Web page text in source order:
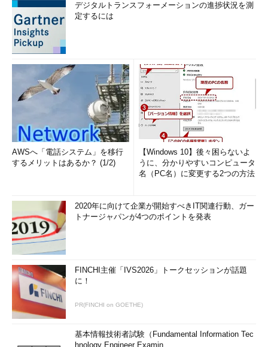
デジタルトランスフォーメーションの進捗状況を測
定するには
AWSへ「電話システム」を移行
するメリットはあるか？ (1/2)
【Windows 10】後々困らないよ
うに、分かりやすいコンピュータ
名（PC名）に変更する2つの方法
2020年に向けて企業が開始すべきIT関連行動、ガー
トナージャパンが4つのポイントを発表
FINCHI主催「IVS2026」トークセッションが話題
に！
PR(FINCHI on GOETHE)
基本情報技術者試験（Fundamental Information Tec
hnology Engineer Examin...